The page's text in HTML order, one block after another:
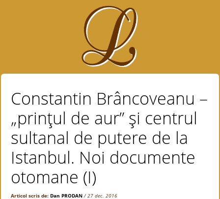
Constantin Brâncoveanu –
„prinţul de aur” şi centrul
sultanal de putere de la
Istanbul. Noi documente
otomane (I)
Articol scris de:Dan PRODAN / 27 dec. 2016